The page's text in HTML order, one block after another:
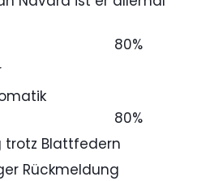
80%
80%
trotz Blattfedern
Rückmeldung